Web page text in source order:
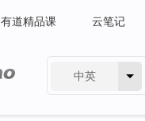
有道精品课 云笔记
中英